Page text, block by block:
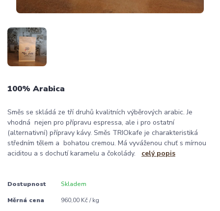
100% Arabica
Směs se skládá ze tří druhů kvalitních výběrových arabic. Je
vhodná nejen pro přípravu espressa, ale i pro ostatní
(alternativní) přípravy kávy. Směs TRIOkafe je charakteristiká
středním tělem a bohatou cremou. Má vyváženou chuť s mírnou
aciditou a s dochutí karamelu a čokolády. celý popis
Dostupnost Skladem
Měrná cena 960,00 Kč / kg